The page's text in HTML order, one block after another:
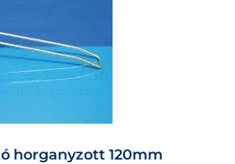
horganyzott 120mm